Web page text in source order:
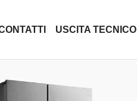
USCITA TECNICO